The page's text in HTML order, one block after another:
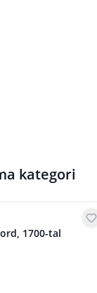
kategori
1700-tal